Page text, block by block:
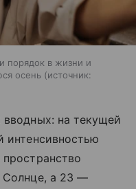
порядок в жизни и
осень
источник:
на текущей
интенсивностью
Солнце, а 23 —